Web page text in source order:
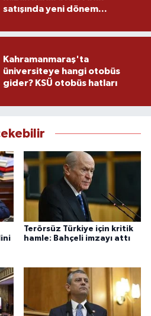
satışında yeni dönem...
Kahramanmaraş'ta
üniversiteye hangi otobüs
gider? KSÜ otobüs hatları
Terörsüz Türkiye için kritik
hamle: Bahçeli imzayı attı